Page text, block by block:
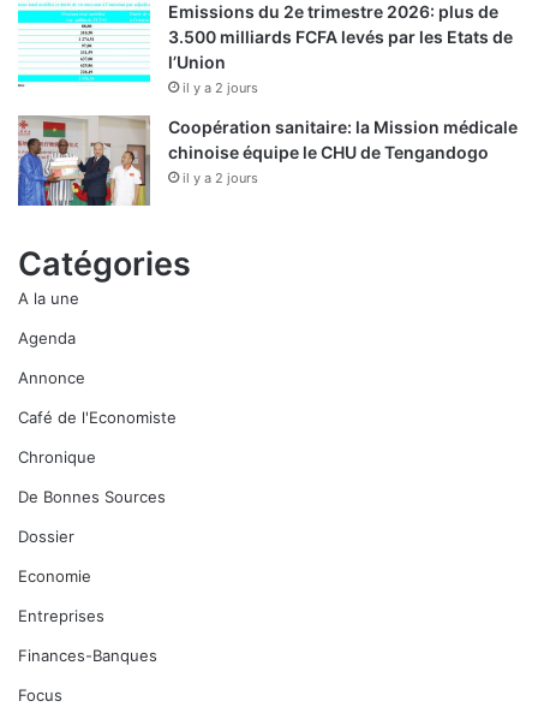
Emissions du 2e trimestre 2026: plus de
3.500 milliards FCFA levés par les Etats de
l’Union
il y a 2 jours
Coopération sanitaire: la Mission médicale
chinoise équipe le CHU de Tengandogo
il y a 2 jours
Catégories
A la une
Agenda
Annonce
Café de l'Economiste
Chronique
De Bonnes Sources
Dossier
Economie
Entreprises
Finances-Banques
Focus